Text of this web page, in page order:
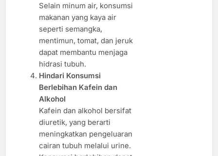
Selain minum air, konsumsi
makanan yang kaya air
seperti semangka,
mentimun, tomat, dan jeruk
dapat membantu menjaga
hidrasi tubuh.
Hindari Konsumsi
Berlebihan Kafein dan
Alkohol
Kafein dan alkohol bersifat
diuretik, yang berarti
meningkatkan pengeluaran
cairan tubuh melalui urine.